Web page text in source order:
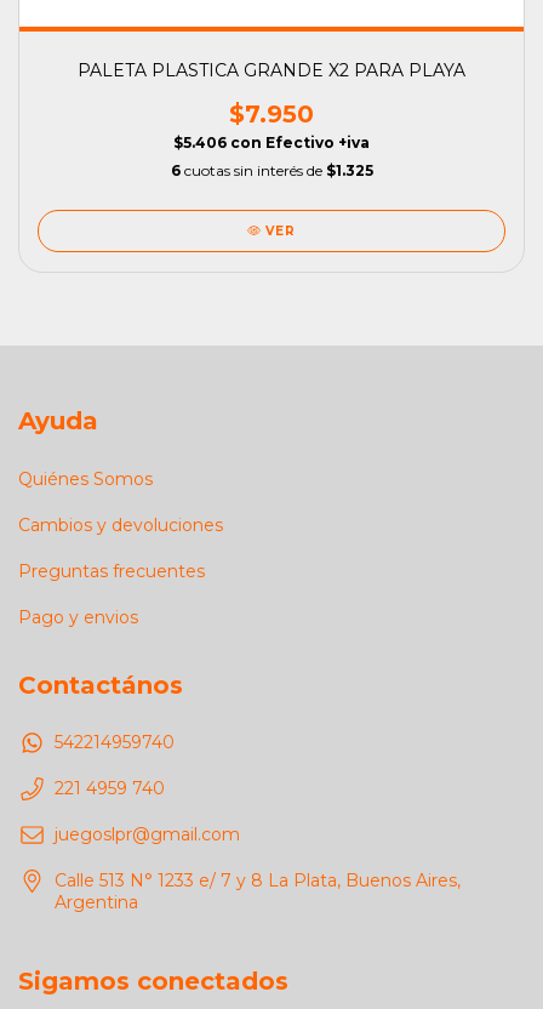
PALETA PLASTICA GRANDE X2 PARA PLAYA
$7.950
$5.406 con Efectivo +iva
6 cuotas sin interés de $1.325
VER
Ayuda
Quiénes Somos
Cambios y devoluciones
Preguntas frecuentes
Pago y envios
Contactános
542214959740
221 4959 740
juegoslpr@gmail.com
Calle 513 N° 1233 e/ 7 y 8 La Plata, Buenos Aires,
Argentina
Sigamos conectados